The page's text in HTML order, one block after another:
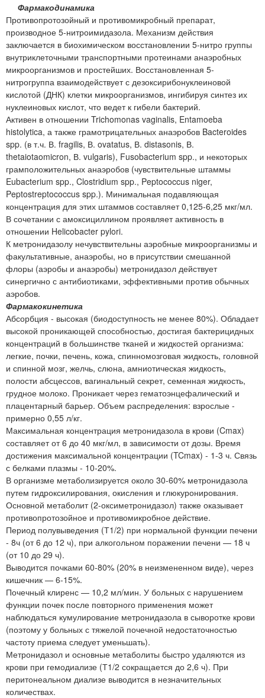
Фармакодинамика
Противопротозойный и противомикробный препарат,
производное 5-нитроимидазола. Механизм действия
заключается в биохимическом восстановлении 5-нитро группы
внутриклеточными транспортными протеинами анаэробных
микроорганизмов и простейших. Восстановленная 5-
нитрогруппа взаимодействует с дезоксирибонуклеиновой
кислотой (ДНК) клетки микроорганизмов, ингибируя синтез их
нуклеиновых кислот, что ведет к гибели бактерий.
Активен в отношении Trichomonas vaginalis, Entamoeba
histolytica, а также грамотрицательных анаэробов Bacteroides
spp. (в т.ч. В. fragilis, В. ovatatus, В. distasonis, В.
thetaiotaomicron, В. vulgaris), Fusobacterium spp., и некоторых
грамположительных анаэробов (чувствительные штаммы
Eubacterium spp., Clostridium spp., Peptococcus niger,
Peptostreptococcus spp.). Минимальная подавляющая
концентрация для этих штаммов составляет 0,125-6,25 мкг/мл.
В сочетании с амоксициллином проявляет активность в
отношении Helicobacter pylori.
К метронидазолу нечувствительны аэробные микроорганизмы и
факультативные, анаэробы, но в присутствии смешанной
флоры (аэробы и анаэробы) метронидазол действует
синергично с антибиотиками, эффективными против обычных
аэробов.
Фармакокинетика
Абсорбция - высокая (биодоступность не менее 80%). Обладает
высокой проникающей способностью, достигая бактерицидных
концентраций в большинстве тканей и жидкостей организма:
легкие, почки, печень, кожа, спинномозговая жидкость, головной
и спинной мозг, желчь, слюна, амниотическая жидкость,
полости абсцессов, вагинальный секрет, семенная жидкость,
грудное молоко. Проникает через гематоэнцефалический и
плацентарный барьер. Объем распределения: взрослые -
примерно 0,55 л/кг.
Максимальная концентрация метронидазола в крови (Cmax)
составляет от 6 до 40 мкг/мл, в зависимости от дозы. Время
достижения максимальной концентрации (TCmax) - 1-3 ч. Связь
с белками плазмы - 10-20%.
В организме метаболизируется около 30-60% метронидазола
путем гидроксилирования, окисления и глюкуронирования.
Основной метаболит (2-оксиметронидазол) также оказывает
противопротозойное и противомикробное действие.
Период полувыведения (Т1/2) при нормальной функции печени
- 8ч (от 6 до 12 ч), при алкогольном поражении печени — 18 ч
(от 10 до 29 ч).
Выводится почками 60-80% (20% в неизмененном виде), через
кишечник — 6-15%.
Почечный клиренс — 10,2 мл/мин. У больных с нарушением
функции почек после повторного применения может
наблюдаться кумулирование метронидазола в сыворотке крови
(поэтому у больных с тяжелой почечной недостаточностью
частоту приема следует уменьшать).
Метронидазол и основные метаболиты быстро удаляются из
крови при гемодиализе (Т1/2 сокращается до 2,6 ч). При
перитонеальном диализе выводится в незначительных
количествах.